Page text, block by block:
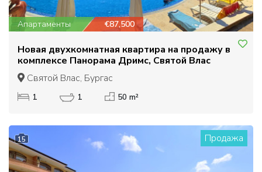
Апартаменты €87,500
Новая двухкомнатная квартира на продажу в
комплексе Панорама Дримс, Святой Влас
Святой Влас, Бургас
1 1 50 m²
15 Продажа